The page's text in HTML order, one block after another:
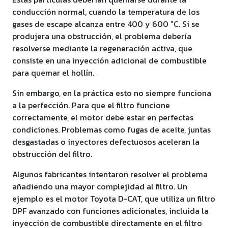
conducción normal, cuando la temperatura de los
gases de escape alcanza entre 400 y 600 °C. Si se
produjera una obstrucción, el problema debería
resolverse mediante la regeneración activa, que
consiste en una inyección adicional de combustible
para quemar el hollín.
Sin embargo, en la práctica esto no siempre funciona
a la perfección. Para que el filtro funcione
correctamente, el motor debe estar en perfectas
condiciones. Problemas como fugas de aceite, juntas
desgastadas o inyectores defectuosos aceleran la
obstrucción del filtro.
Algunos fabricantes intentaron resolver el problema
añadiendo una mayor complejidad al filtro. Un
ejemplo es el motor Toyota D-CAT, que utiliza un filtro
DPF avanzado con funciones adicionales, incluida la
inyección de combustible directamente en el filtro